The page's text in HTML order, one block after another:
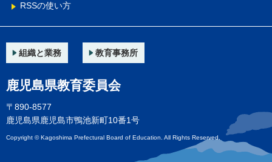
RSSの使い方
組織と業務 教育事務所
鹿児島県教育委員会
〒890-8577
鹿児島県鹿児島市鴨池新町10番1号
Copyright © Kagoshima Prefectural Board of Education. All Rights Reserved.